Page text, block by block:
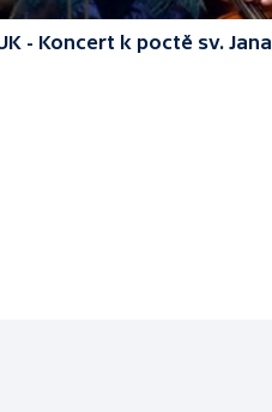
- Koncert k poctě sv. Jana